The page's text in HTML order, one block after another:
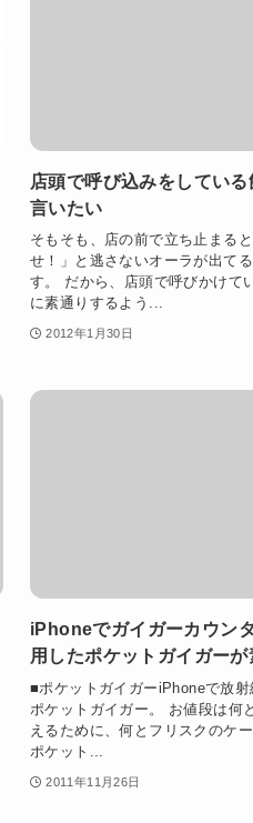
店頭で呼び込みをしてい
言いたい
そもそも、店の前で立ち止まる
せ！」と逃さないオーラが出て
す。 だから、店頭で呼びかけて
に素通りするよう...
2012年1月30日
iPhoneでガイガーカウン
用したポケットガイガーが
■ポケットガイガーiPhoneで放
ポケットガイガー。 お値段は何
えるために、何とフリスクのケ
ポケット...
2011年11月26日